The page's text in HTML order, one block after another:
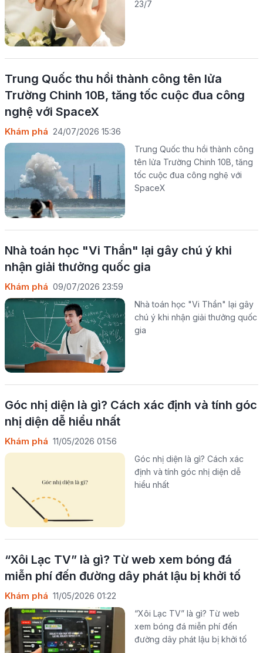
23/7
Trung Quốc thu hồi thành công tên lửa
Trường Chinh 10B, tăng tốc cuộc đua công
nghệ với SpaceX
Khám phá 24/07/2026 15:36
Trung Quốc thu hồi thành công
tên lửa Trường Chinh 10B, tăng
tốc cuộc đua công nghệ với
SpaceX
Nhà toán học "Vi Thần" lại gây chú ý khi
nhận giải thưởng quốc gia
Khám phá 09/07/2026 23:59
Nhà toán học "Vi Thần" lại gây
chú ý khi nhận giải thưởng quốc
gia
Góc nhị diện là gì? Cách xác định và tính góc
nhị diện dễ hiểu nhất
Khám phá 11/05/2026 01:56
Góc nhị diện là gì? Cách xác
định và tính góc nhị diện dễ
hiểu nhất
“Xôi Lạc TV” là gì? Từ web xem bóng đá
miễn phí đến đường dây phát lậu bị khởi tố
Khám phá 11/05/2026 01:22
“Xôi Lạc TV” là gì? Từ web
xem bóng đá miễn phí đến
đường dây phát lậu bị khởi tố